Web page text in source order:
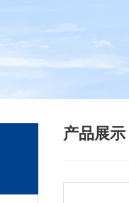
产品展示